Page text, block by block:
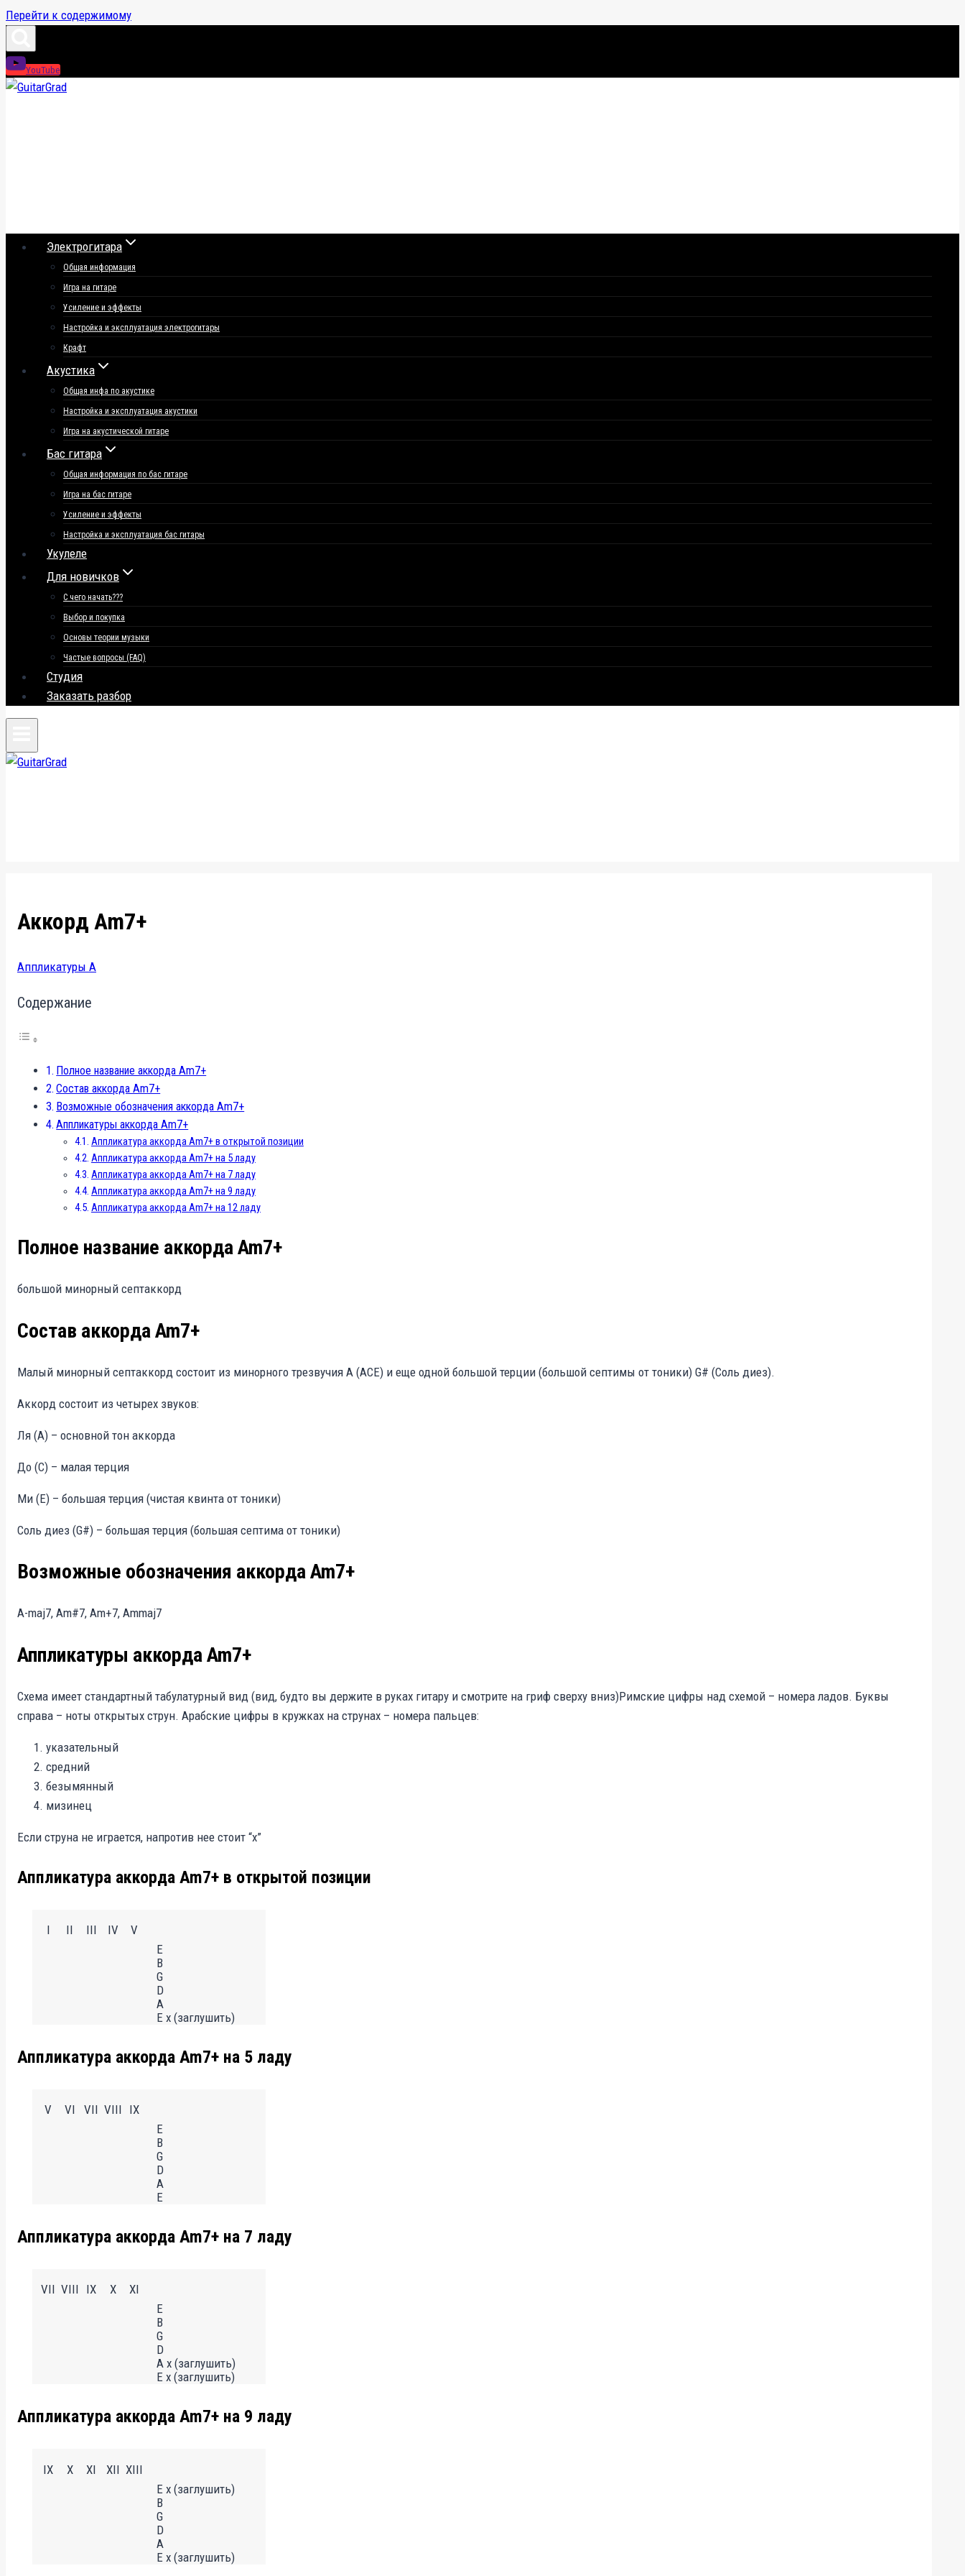
Перейти к содержимому
YouTube
Электрогитара
Общая информация
Игра на гитаре
Усиление и эффекты
Настройка и эксплуатация электрогитары
Крафт
Акустика
Общая инфа по акустике
Настройка и эксплуатация акустики
Игра на акустической гитаре
Бас гитара
Общая информация по бас гитаре
Игра на бас гитаре
Усиление и эффекты
Настройка и эксплуатация бас гитары
Укулеле
Для новичков
С чего начать???
Выбор и покупка
Основы теории музыки
Частые вопросы (FAQ)
Студия
Заказать разбор
Аккорд Am7+
Аппликатуры A
Содержание
Полное название аккорда Am7+
Состав аккорда Am7+
Возможные обозначения аккорда Am7+
Аппликатуры аккорда Am7+
Аппликатура аккорда Am7+ в открытой позиции
Аппликатура аккорда Am7+ на 5 ладу
Аппликатура аккорда Am7+ на 7 ладу
Аппликатура аккорда Am7+ на 9 ладу
Аппликатура аккорда Am7+ на 12 ладу
Полное название аккорда Am7+
большой минорный септаккорд
Состав аккорда Am7+
Малый минорный септаккорд состоит из минорного трезвучия A (ACE) и еще одной большой терции (большой септимы от тоники) G# (Соль диез).
Аккорд состоит из четырех звуков:
Ля (A) – основной тон аккорда
До (C) – малая терция
Ми (E) – большая терция (чистая квинта от тоники)
Соль диез (G#) – большая терция (большая септима от тоники)
Возможные обозначения аккорда Am7+
A-maj7, Am#7, Am+7, Ammaj7
Аппликатуры аккорда Am7+
Схема имеет стандартный табулатурный вид (вид, будто вы держите в руках гитару и смотрите на гриф сверху вниз)Римские цифры над схемой – номера ладов. Буквы
справа – ноты открытых струн. Арабские цифры в кружках на струнах – номера пальцев:
указательный
средний
безымянный
мизинец
Если струна не играется, напротив нее стоит “х”
Аппликатура аккорда Am7+ в открытой позиции
V
IV
III
II
I
E
B
G
D
A
E x (заглушить)
Аппликатура аккорда Am7+ на 5 ладу
IX
VIII
VII
VI
V
E
B
G
D
A
E
Аппликатура аккорда Am7+ на 7 ладу
XI
X
IX
VIII
VII
E
B
G
D
A x (заглушить)
E x (заглушить)
Аппликатура аккорда Am7+ на 9 ладу
XIII
XII
XI
X
IX
E x (заглушить)
B
G
D
A
E x (заглушить)